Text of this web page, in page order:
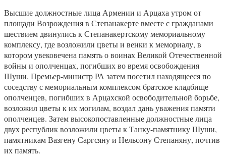
Высшие должностные лица Армении и Арцаха утром от
площади Возрождения в Степанакерте вместе с гражданами
шествием двинулись к Степанакертскому мемориальному
комплексу, где возложили цветы и венки к мемориалу, в
котором увековечена память о воинах Великой Отечественной
войны и ополченцах, погибших во время освобождения
Шуши. Премьер-министр РА затем посетил находящееся по
соседству с мемориальным комплексом братское кладбище
ополченцев, погибших в Арцахской освободительной борьбе,
возложил цветы к их могилам, воздал дань уважения памяти
ополченцев. Затем высокопоставленные должностные лица
двух республик возложили цветы к Танку-памятнику Шуши,
памятникам Вазгену Саргсяну и Нельсону Степаняну, почтив
их память.